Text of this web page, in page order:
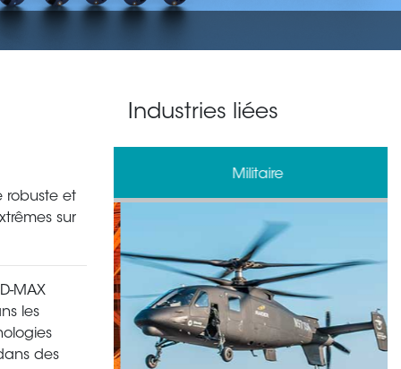
robuste et
sur
MAX
les
des
Industries liées
Militaire